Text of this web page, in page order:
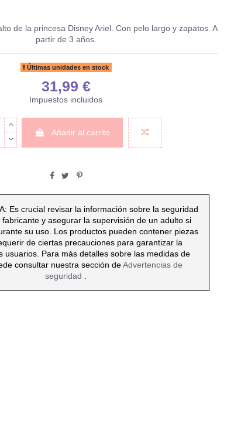
de la princesa Disney Ariel. Con pelo largo y zapatos. A
partir de 3 años.
Últimas unidades en stock
31,99 €
Impuestos incluidos
Añadir al carrito
Es crucial revisar la información sobre la seguridad
y asegurar la supervisión de un adulto si
su uso. Los productos pueden contener piezas
de ciertas precauciones para garantizar la
usuarios. Para más detalles sobre las medidas de
consultar nuestra sección deAdvertencias de
seguridad